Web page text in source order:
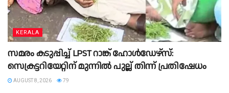
KERALA
സമരം കടുപ്പിച്ച് LPST റാങ്ക് ഹോൾഡേഴ്സ്:
സെക്രട്ടറിയേറ്റിന് മുന്നിൽ പുല്ല് തിന്ന് പ്രതിഷേധം
AUGUST 8, 2026 79